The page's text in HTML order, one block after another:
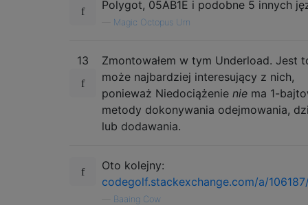
Polygot, 05AB1E i podobne 5 innych
Magic Octopus Urn
13
Zmontowałem w tym Underload. Jest
może najbardziej interesujący z nich,
ponieważ Niedociążenie nie ma 1-
metody dokonywania odejmowania,
lub dodawania.
Oto kolejny:
codegolf.stackexchange.com/a/
Baaing Cow